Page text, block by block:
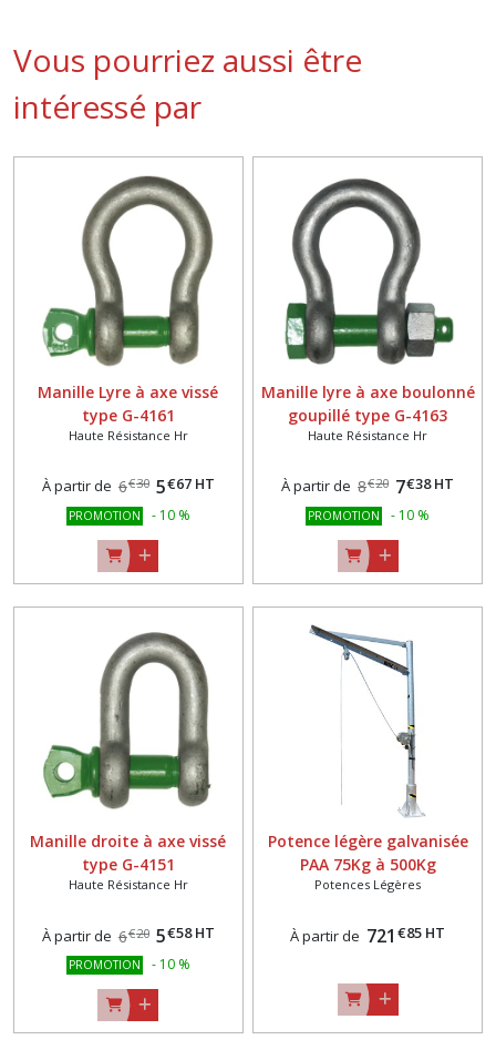
Vous pourriez aussi être
intéressé par
Manille Lyre à axe vissé
type G-4161
Haute Résistance Hr
À partir de 6€30 5€67 HT
PROMOTION - 10 %
Manille lyre à axe boulonné
goupillé type G-4163
Haute Résistance Hr
À partir de 8€20 7€38 HT
PROMOTION - 10 %
Manille droite à axe vissé
type G-4151
Haute Résistance Hr
À partir de 6€20 5€58 HT
PROMOTION - 10 %
Potence légère galvanisée
PAA 75Kg à 500Kg
Potences Légères
À partir de 721 €85 HT